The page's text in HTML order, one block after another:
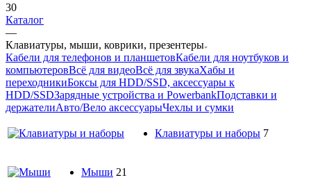
30
Каталог
—
Клавиатуры, мыши, коврики, презентеры
Кабели для телефонов и планшетовКабели для ноутбуков и
компьютеровВсё для видеоВсё для звукаХабы и
переходникиБоксы для HDD/SSD, аксессуары к
HDD/SSDЗарядные устройства и PowerbankПодставки и
держателиАвто/Вело аксессуарыЧехлы и сумки
Клавиатуры и наборы 7
Мыши 21